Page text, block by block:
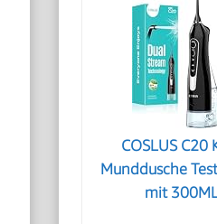
COSLUS C20
Munddusche
mit